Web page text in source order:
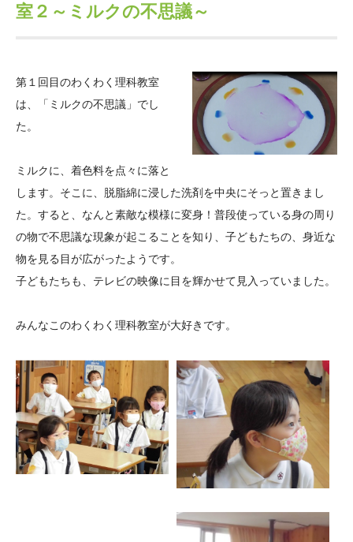
中谷財団40年史
役員・評議員 公開情報
年報一覧 中谷財団レポート
大学院生奨学金
国際学生交流プログラ
次世代理系人材育成プ
ログラム助成
アクセス よくあるご質問
中谷財団アーカイブ
日本語 English マイページ
室２～ミルクの不思議～
第１回目のわくわく理科教室
は、「ミルクの不思議」でし
た。
ミルクに、着色料を点々に落と
します。そこに、脱脂綿に浸した洗剤を中央にそっと置きまし
た。すると、なんと素敵な模様に変身！普段使っている身の周り
の物で不思議な現象が起こることを知り、子どもたちの、身近な
物を見る目が広がったようです。
子どもたちも、テレビの映像に目を輝かせて見入っていました。
みんなこのわくわく理科教室が大好きです。